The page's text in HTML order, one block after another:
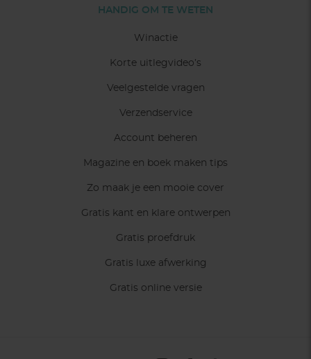
HANDIG OM TE WETEN
Winactie
Korte uitlegvideo’s
Veelgestelde vragen
Verzendservice
Account beheren
Magazine en boek maken tips
Zo maak je een mooie cover
Gratis kant en klare ontwerpen
Gratis proefdruk
Gratis luxe afwerking
Gratis online versie